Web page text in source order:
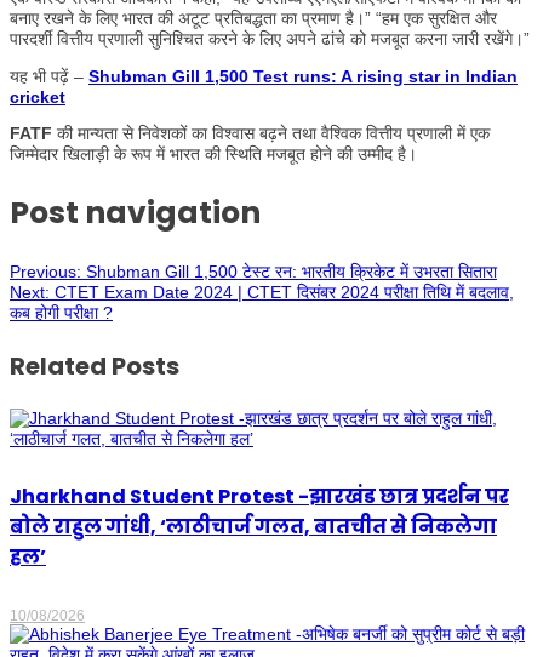
बनाए रखने के लिए भारत की अटूट प्रतिबद्धता का प्रमाण है।” “हम एक सुरक्षित और
पारदर्शी वित्तीय प्रणाली सुनिश्चित करने के लिए अपने ढांचे को मजबूत करना जारी रखेंगे।”
यह भी पढ़ें – Shubman Gill 1,500 Test runs: A rising star in Indian
cricket
FATF की मान्यता से निवेशकों का विश्वास बढ़ने तथा वैश्विक वित्तीय प्रणाली में एक
जिम्मेदार खिलाड़ी के रूप में भारत की स्थिति मजबूत होने की उम्मीद है।
Post navigation
Previous: Shubman Gill 1,500 टेस्ट रन: भारतीय क्रिकेट में उभरता सितारा
Next: CTET Exam Date 2024 | CTET दिसंबर 2024 परीक्षा तिथि में बदलाव,
कब होगी परीक्षा ?
Related Posts
Jharkhand Student Protest -झारखंड छात्र प्रदर्शन पर
बोले राहुल गांधी, ‘लाठीचार्ज गलत, बातचीत से निकलेगा
हल’
10/08/2026